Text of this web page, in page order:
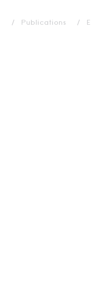
Publications